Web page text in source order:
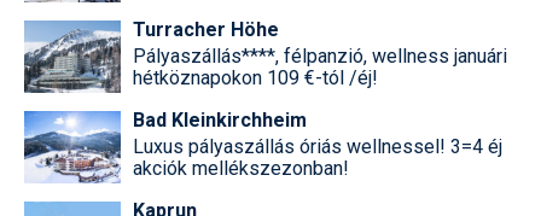
Turracher Höhe
Pályaszállás****, félpanzió, wellness januári
hétköznapokon 109 €-tól /éj!
Bad Kleinkirchheim
Luxus pályaszállás óriás wellnessel! 3=4 éj
akciók mellékszezonban!
Kaprun